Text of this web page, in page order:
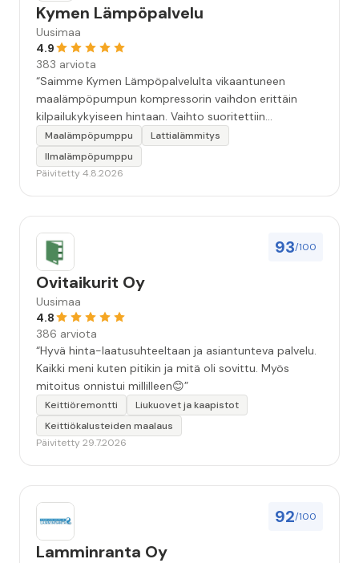
Kymen Lämpöpalvelu
Uusimaa
4.9
383 arviota
“Saimme Kymen Lämpöpalvelulta vikaantuneen
maalämpöpumpun kompressorin vaihdon erittäin
kilpailukykyiseen hintaan. Vaihto suoritettiin
ammattitaidolla ja ystävällisellä palveluasenteella.
Samalla käynnillä huomattu pikkuvika korjattiin myös.
Jäi tunne että oltiin aidosti kiinnostuneita siitä, että
Maalämpöpumppu
Lattialämmitys
Ilmalämpöpumppu
Päivitetty 4.8.2026
93/100
Ovitaikurit Oy
Uusimaa
4.8
386 arviota
“Hyvä hinta-laatusuhteeltaan ja asiantunteva palvelu.
Kaikki meni kuten pitikin ja mitä oli sovittu. Myös
mitoitus onnistui millilleen😊”
Keittiöremontti
Liukuovet ja kaapistot
Keittiökalusteiden maalaus
Päivitetty 29.7.2026
92/100
Lamminranta Oy